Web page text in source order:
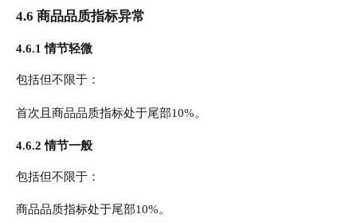
4.6 商品品质指标异常
4.6.1 情节轻微
包括但不限于：
首次且商品品质指标处于尾部10%。
4.6.2 情节一般
包括但不限于：
商品品质指标处于尾部10%。